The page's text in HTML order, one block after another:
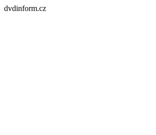
dvdinform.cz